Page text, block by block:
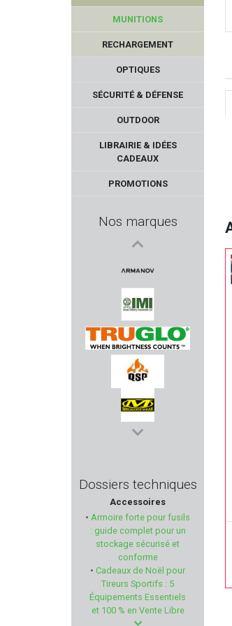
MUNITIONS
RECHARGEMENT
OPTIQUES
SÉCURITÉ & DÉFENSE
OUTDOOR
LIBRAIRIE & IDÉES
CADEAUX
PROMOTIONS
Nos marques
BRETTON GAUCHER
ARMANOV
I.M.I
TRUGLO
QSP KNIFE
MECHANIX WEAR
SAPL
MAUSER
MARLIN
WATCHTOWER
Dossiers techniques
Accessoires
• Armoire forte pour fusils
: guide complet pour un
stockage sécurisé et
conforme
• Cadeaux de Noël pour
Tireurs Sportifs : 5
Équipements Essentiels
et 100 % en Vente Libre